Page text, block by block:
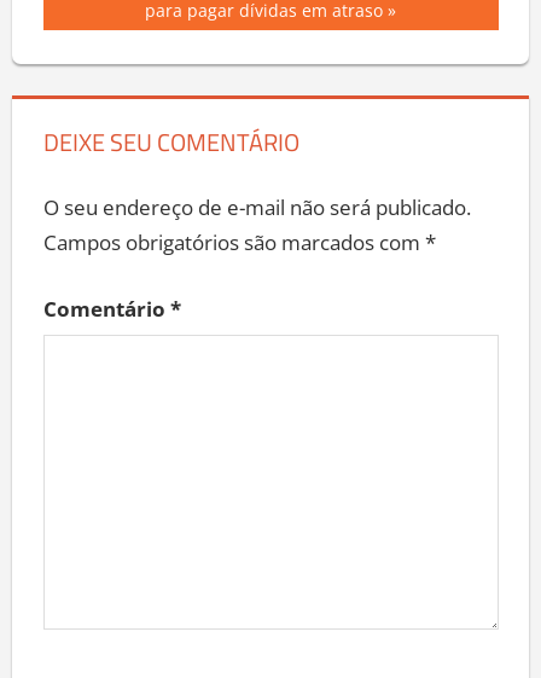
para pagar dívidas em atraso
DEIXE SEU COMENTÁRIO
O seu endereço de e-mail não será publicado.
Campos obrigatórios são marcados com *
Comentário *